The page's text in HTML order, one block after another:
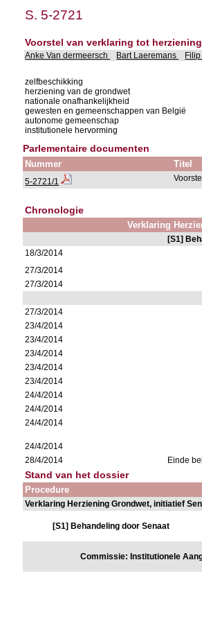
S. 5-2721
Voorstel van verklaring tot
Anke Van dermeersch Bart Laeremans
zelfbeschikking
herziening van de grondwet
nationale onafhankelijkheid
gewesten en gemeenschappen van België
autonome gemeenschap
institutionele hervorming
Parlementaire documenten
Nummer Titel
5-2721/1
Chronologie
Verklaring
[S1]
18/3/2014
27/3/2014
27/3/2014
27/3/2014
23/4/2014
23/4/2014
23/4/2014
23/4/2014
23/4/2014
24/4/2014
24/4/2014
24/4/2014
24/4/2014
28/4/2014
Einde
Stand van het dossier
Procedure
Verklaring Herziening Grondwet, initiatief
[S1] Behandeling door Senaat
Commissie: Institutionele